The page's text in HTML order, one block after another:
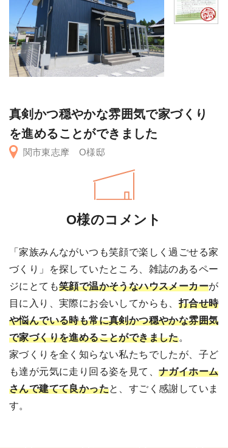
真剣かつ穏やかな雰囲気で家づくり
を進めることができました
関市東志摩 O様邸
O様のコメント
「家族みんながいつも笑顔で楽しく過ごせる家
づくり」を探していたところ、雑誌のあるペー
ジにとても笑顔で温かそうなハウスメーカーが
目に入り、実際にお会いしてからも、打合せ時
や悩んでいる時も常に真剣かつ穏やかな雰囲気
で家づくりを進めることができました。
家づくりを全く知らない私たちでしたが、子ど
も達が元気に走り回る姿を見て、 ナガイホーム
さんで建てて良かったと、すごく感謝していま
す。